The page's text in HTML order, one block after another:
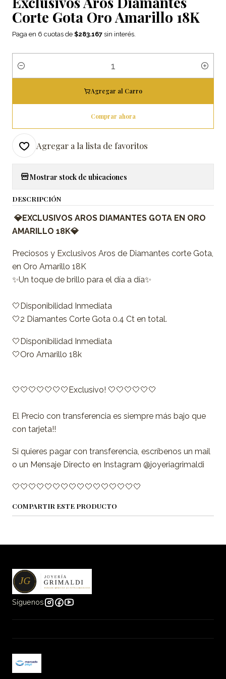
Corte Gota Oro Amarillo 18K
Paga en 6 cuotas de $283.167 sin interés.
Cantidad
Agregar al Carro
Comprar ahora
Agregar a la lista de favoritos
Mostrar stock de ubicaciones
DESCRIPCIÓN
💎EXCLUSIVOS AROS DIAMANTES GOTA EN ORO
AMARILLO 18K💎
Preciosos y Exclusivos Aros de Diamantes corte Gota,
en Oro Amarillo 18K
✨Un toque de brillo para el día a día✨
🤍Disponibilidad Inmediata
🤍2 Diamantes Corte Gota 0.4 Ct en total.
🤍Disponibilidad Inmediata
🤍Oro Amarillo 18k
🤍🤍🤍🤍🤍🤍🤍Exclusivo! 🤍🤍🤍🤍🤍🤍
El Precio con transferencia es siempre más bajo que
con tarjeta!!
Si quieres pagar con transferencia, escríbenos un mail
o un Mensaje Directo en Instagram @joyeriagrimaldi
🤍🤍🤍🤍🤍🤍🤍🤍🤍🤍🤍🤍🤍🤍🤍🤍
COMPARTIR ESTE PRODUCTO
Síguenos